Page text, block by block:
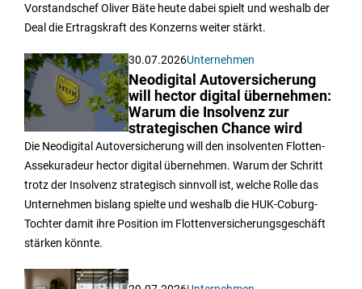
Vorstandschef Oliver Bäte heute dabei spielt und weshalb der
Deal die Ertragskraft des Konzerns weiter stärkt.
30.07.2026Unternehmen
Neodigital Autoversicherung
will hector digital übernehmen:
Warum die Insolvenz zur
strategischen Chance wird
Die Neodigital Autoversicherung will den insolventen Flotten-
Assekuradeur hector digital übernehmen. Warum der Schritt
trotz der Insolvenz strategisch sinnvoll ist, welche Rolle das
Unternehmen bislang spielte und weshalb die HUK-Coburg-
Tochter damit ihre Position im Flottenversicherungsgeschäft
stärken könnte.